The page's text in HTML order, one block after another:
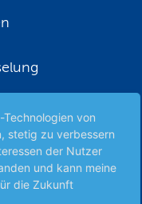
von
stetig zu verbessern
der Nutzer
und kann meine
die Zukunft